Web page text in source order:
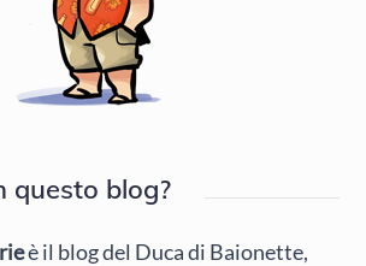
questo blog?
è il blog del Duca di Baionette,